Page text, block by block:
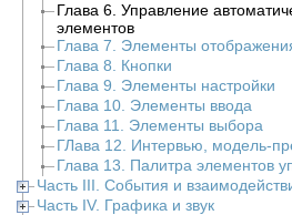
Глава 6. Управление
элементов
Глава 7. Элементы
Глава 8. Кнопки
Глава 9. Элементы настройки
Глава 10. Элементы ввода
Глава 11. Элементы выбора
ГЛава 12. Интервью, модель-
Глава 13. Палитра элементов
Часть III. События и
Часть IV. Графика и звук